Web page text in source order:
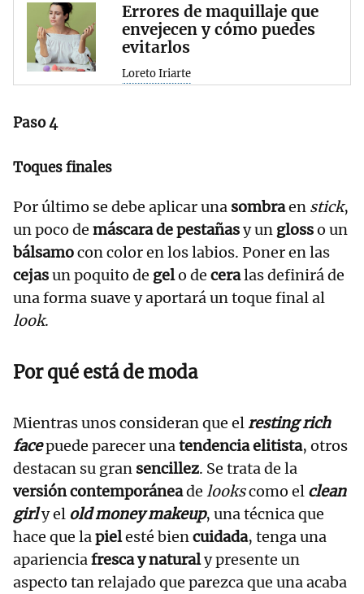
Errores de maquillaje que
envejecen y cómo puedes
evitarlos
Loreto Iriarte
Paso 4
Toques finales
Por último se debe aplicar una sombraen stick,
un poco de máscara de pestañasy un glosso un
bálsamocon color en los labios. Poner en las
cejasun poquito de gelo de ceralas definirá de
una forma suave y aportará un toque final al
look.
Por qué está de moda
Mientras unos consideran que elresting rich
facepuede parecer unatendencia elitista, otros
destacan su gran sencillez. Se trata de la
versión contemporáneade lookscomo el clean
girly el old money makeup, una técnica que
hace que lapielesté biencuidada, tenga una
aparienciafresca y naturaly presente un
aspecto tan relajado que parezca que una acaba